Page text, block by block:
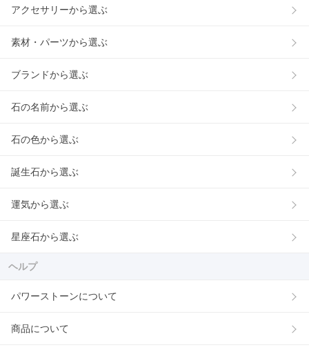
アクセサリーから選ぶ
素材・パーツから選ぶ
ブランドから選ぶ
石の名前から選ぶ
石の色から選ぶ
誕生石から選ぶ
運気から選ぶ
星座石から選ぶ
ヘルプ
パワーストーンについて
商品について